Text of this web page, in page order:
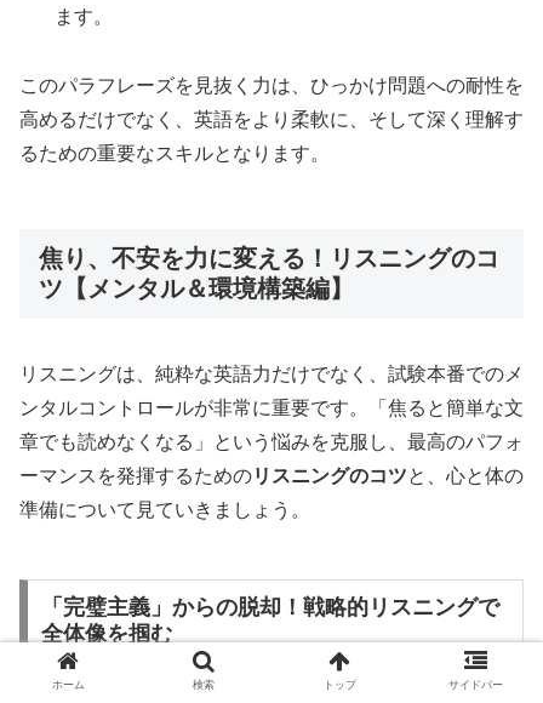
ます。
このパラフレーズを見抜く力は、ひっかけ問題への耐性を
高めるだけでなく、英語をより柔軟に、そして深く理解す
るための重要なスキルとなります。
焦り、不安を力に変える！リスニングのコ
ツ【メンタル＆環境構築編】
リスニングは、純粋な英語力だけでなく、試験本番でのメ
ンタルコントロールが非常に重要です。「焦ると簡単な文
章でも読めなくなる」という悩みを克服し、最高のパフォ
ーマンスを発揮するためのリスニングのコツと、心と体の
準備について見ていきましょう。
「完璧主義」からの脱却！戦略的リスニングで
全体像を掴む
ホーム 検索 トップ サイドバー